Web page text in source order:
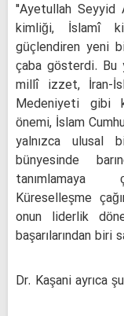
"Ayetullah Seyyid
kimliği, İslamî
güçlendiren yeni
çaba gösterdi. Bu
millî izzet, İran-
Medeniyeti gibi
önemi, İslam
yalnızca
bünyesinde
tanımlamaya
Küreselleşme
onun liderlik
başarılarından biri
Dr. Kaşani ayrıca